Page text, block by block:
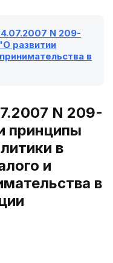
N 209-
развитии
в
N 209-
принципы
в
и
в